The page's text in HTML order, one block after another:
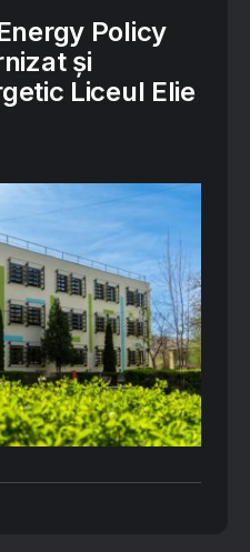
Policy
și
Liceul Elie